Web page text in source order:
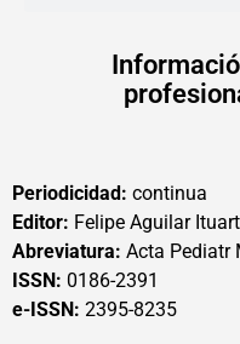
Periodicidad: continua
Editor: Felipe Aguilar
Abreviatura: Acta Pediatr
ISSN: 0186-2391
e-ISSN: 2395-8235